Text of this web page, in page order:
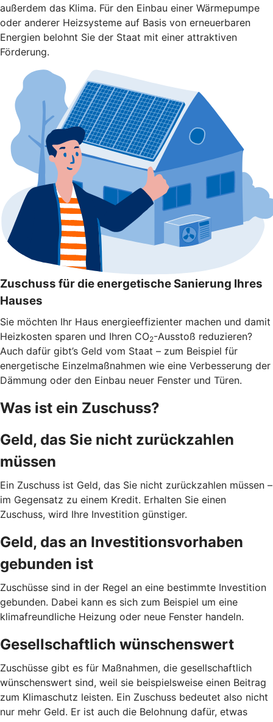
außerdem das Klima. Für den Einbau einer Wärmepumpe
oder anderer Heizsysteme auf Basis von erneuerbaren
Energien belohnt Sie der Staat mit einer attraktiven
Förderung.
Zuschuss für die energetische Sanierung Ihres
Hauses
Sie möchten Ihr Haus energieeffizienter machen und damit
Heizkosten sparen und Ihren CO2-Ausstoß reduzieren?
Auch dafür gibt’s Geld vom Staat – zum Beispiel für
energetische Einzelmaßnahmen wie eine Verbesserung der
Dämmung oder den Einbau neuer Fenster und Türen.
Was ist ein Zuschuss?
Geld, das Sie nicht zurückzahlen
müssen
Ein Zuschuss ist Geld, das Sie nicht zurückzahlen müssen –
im Gegensatz zu einem Kredit. Erhalten Sie einen
Zuschuss, wird Ihre Investition günstiger.
Geld, das an Investitionsvorhaben
gebunden ist
Zuschüsse sind in der Regel an eine bestimmte Investition
gebunden. Dabei kann es sich zum Beispiel um eine
klimafreundliche Heizung oder neue Fenster handeln.
Gesellschaftlich wünschenswert
Zuschüsse gibt es für Maßnahmen, die gesellschaftlich
wünschenswert sind, weil sie beispielsweise einen Beitrag
zum Klimaschutz leisten. Ein Zuschuss bedeutet also nicht
nur mehr Geld. Er ist auch die Belohnung dafür, etwas